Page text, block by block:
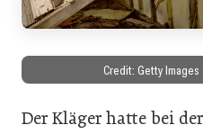
Credit: Getty Images
Der Kläger hatte bei